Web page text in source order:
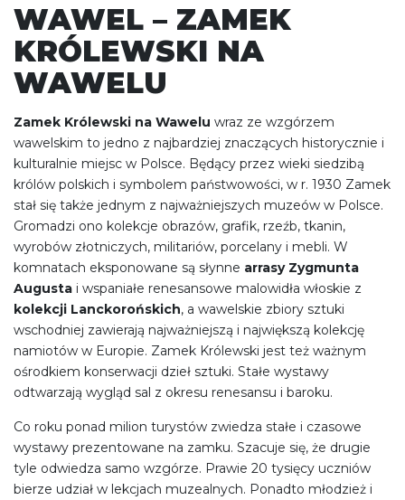
WAWEL – ZAMEK
KRÓLEWSKI NA
WAWELU
Zamek Królewski na Wawelu wraz ze wzgórzem
wawelskim to jedno z najbardziej znaczących historycznie i
kulturalnie miejsc w Polsce. Będący przez wieki siedzibą
królów polskich i symbolem państwowości, w r. 1930 Zamek
stał się także jednym z najważniejszych muzeów w Polsce.
Gromadzi ono kolekcje obrazów, grafik, rzeźb, tkanin,
wyrobów złotniczych, militariów, porcelany i mebli. W
komnatach eksponowane są słynne arrasy Zygmunta
Augusta i wspaniałe renesansowe malowidła włoskie z
kolekcji Lanckorońskich, a wawelskie zbiory sztuki
wschodniej zawierają najważniejszą i największą kolekcję
namiotów w Europie. Zamek Królewski jest też ważnym
ośrodkiem konserwacji dzieł sztuki. Stałe wystawy
odtwarzają wygląd sal z okresu renesansu i baroku.
Co roku ponad milion turystów zwiedza stałe i czasowe
wystawy prezentowane na zamku. Szacuje się, że drugie
tyle odwiedza samo wzgórze. Prawie 20 tysięcy uczniów
bierze udział w lekcjach muzealnych. Ponadto młodzież i